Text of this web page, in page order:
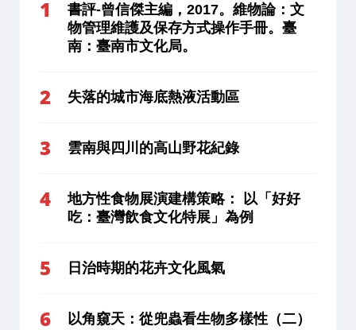
書評-曾信傑主編，2017。維物論：文
物管理維護及保存方式操作手冊。臺
南：臺南市文化局。
失落的城市海底熱液活動區
雲南與四川的高山野花紀錄
地方性食物展演建構策略： 以「好好
吃：臺灣飲食文化特展」為例
日治時期的花卉文化風氣
以角窺天：從兜蟲看生物多樣性（二）